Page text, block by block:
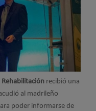
Rehabilitación recibió una
al madrileño
poder informarse de